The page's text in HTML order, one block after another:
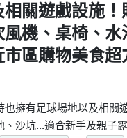
關遊戲設施！
機、桌椅、水
區購物美食超
擁有足球場地以及相關
沙坑...適合新手及親子